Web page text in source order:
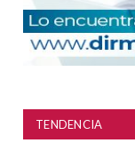
TENDENCIA